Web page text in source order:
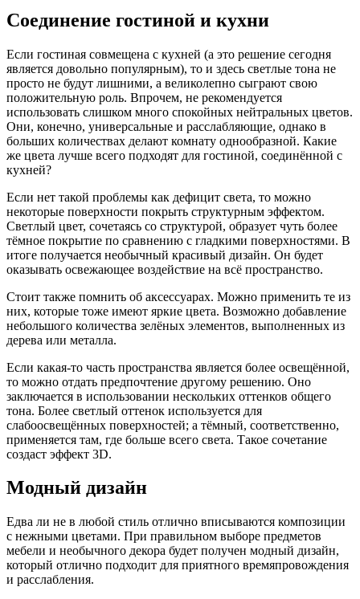
Соединение гостиной и кухни
Если гостиная совмещена с кухней (а это решение сегодня
является довольно популярным), то и здесь светлые тона не
просто не будут лишними, а великолепно сыграют свою
положительную роль. Впрочем, не рекомендуется
использовать слишком много спокойных нейтральных цветов.
Они, конечно, универсальные и расслабляющие, однако в
больших количествах делают комнату однообразной. Какие
же цвета лучше всего подходят для гостиной, соединённой с
кухней?
Если нет такой проблемы как дефицит света, то можно
некоторые поверхности покрыть структурным эффектом.
Светлый цвет, сочетаясь со структурой, образует чуть более
тёмное покрытие по сравнению с гладкими поверхностями. В
итоге получается необычный красивый дизайн. Он будет
оказывать освежающее воздействие на всё пространство.
Стоит также помнить об аксессуарах. Можно применить те из
них, которые тоже имеют яркие цвета. Возможно добавление
небольшого количества зелёных элементов, выполненных из
дерева или металла.
Если какая-то часть пространства является более освещённой,
то можно отдать предпочтение другому решению. Оно
заключается в использовании нескольких оттенков общего
тона. Более светлый оттенок используется для
слабоосвещённых поверхностей; а тёмный, соответственно,
применяется там, где больше всего света. Такое сочетание
создаст эффект 3D.
Модный дизайн
Едва ли не в любой стиль отлично вписываются композиции
с нежными цветами. При правильном выборе предметов
мебели и необычного декора будет получен модный дизайн,
который отлично подходит для приятного времяпровождения
и расслабления.